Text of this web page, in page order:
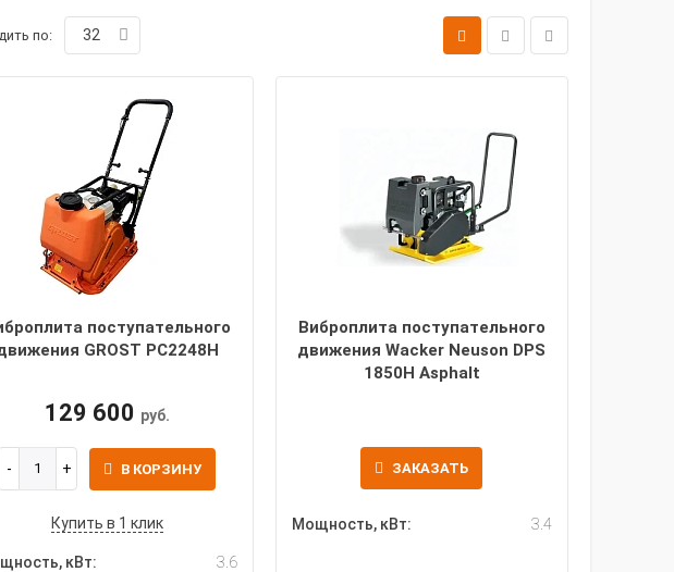
по: 32
поступательного
GROST PC2248H
129 600 руб.
В КОРЗИНУ
Купить в 1 клик
кВт: 3.6
Виброплита поступательного
движения Wacker Neuson DPS
1850H Asphalt
ЗАКАЗАТЬ
Мощность, кВт: 3.4